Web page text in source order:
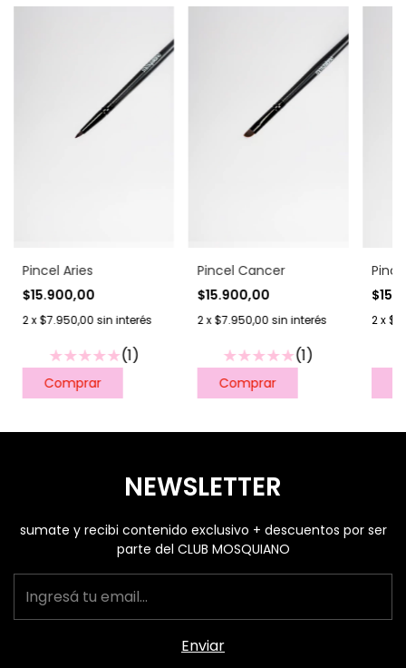
Pincel Aries
$15.900,00
2x$7.950,00 sin interés
(1)
Pincel Cancer
$15.900,00
2x$7.950,00 sin interés
(1)
2x
NEWSLETTER
sumate y recibi contenido exclusivo + descuentos por ser
parte del CLUB MOSQUIANO